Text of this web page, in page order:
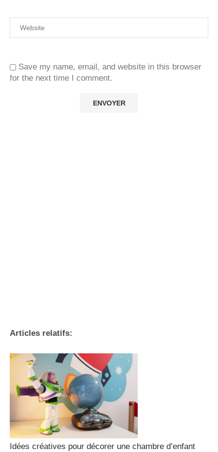
Save my name, email, and website in this browser
for the next time I comment.
Articles relatifs:
Idées créatives pour décorer une chambre d’enfant